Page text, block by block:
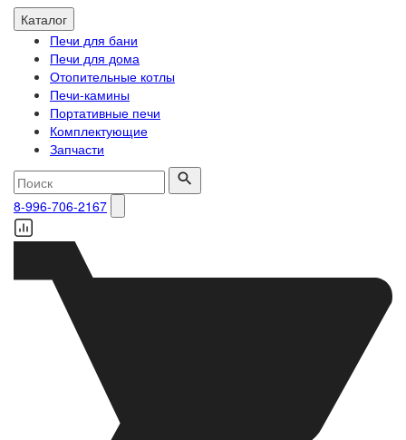
Каталог
Печи для бани
Печи для дома
Отопительные котлы
Печи-камины
Портативные печи
Комплектующие
Запчасти
8-996-706-2167